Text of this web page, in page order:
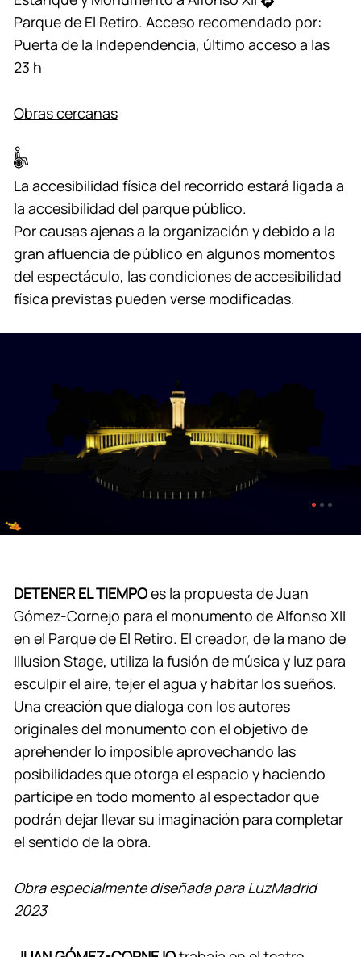
Parque de El Retiro. Acceso recomendado por:
Puerta de la Independencia, último acceso a las
23 h
Obras cercanas
La accesibilidad física del recorrido estará ligada a
la accesibilidad del parque público.
Por causas ajenas a la organización y debido a la
gran afluencia de público en algunos momentos
del espectáculo, las condiciones de accesibilidad
física previstas pueden verse modificadas.
DETENER EL TIEMPOes la propuesta de Juan
Gómez-Cornejo para el monumento de Alfonso XII
en el Parque de El Retiro. El creador, de la mano de
Illusion Stage, utiliza la fusión de música y luz para
esculpir el aire, tejer el agua y habitar los sueños.
Una creación que dialoga con los autores
originales del monumento con el objetivo de
aprehender lo imposible aprovechando las
posibilidades que otorga el espacio y haciendo
partícipe en todo momento al espectador que
podrán dejar llevar su imaginación para completar
el sentido de la obra.
Obra especialmente diseñada para LuzMadrid
2023